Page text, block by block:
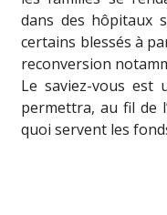
dans des hôpitaux
certains blessés à
reconversion
Le saviez-vous est
permettra, au fil de
quoi servent les